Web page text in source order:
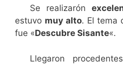
Se realizarón
estuvo muy alto. El tema
fue «Descubre Sisante«.
Llegaron